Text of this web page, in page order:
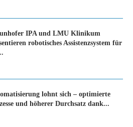
IPA und LMU Klinikum
robotisches Assistenzsystem für
lohnt sich – optimierte
und höherer Durchsatz dank...